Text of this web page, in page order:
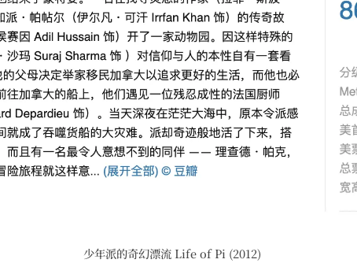
少年派的奇幻漂流 Life of Pi (2012)